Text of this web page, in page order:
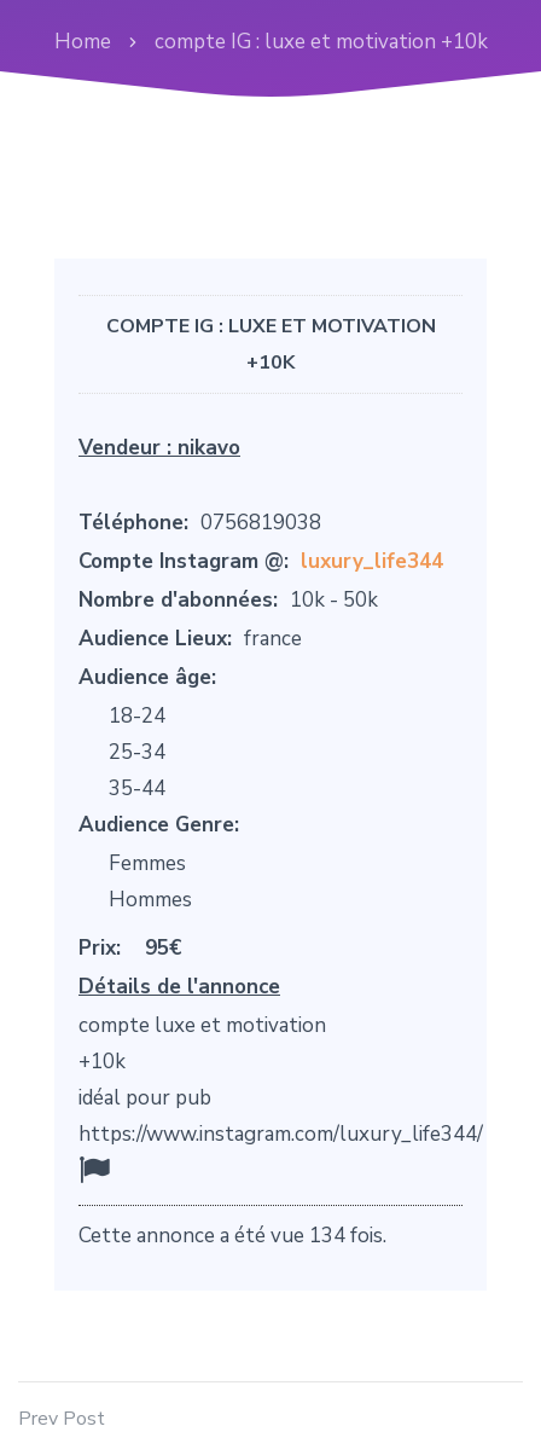
Home compte IG : luxe et motivation +10k
COMPTE IG : LUXE ET MOTIVATION
+10K
Vendeur : nikavo
Téléphone: 0756819038
Compte Instagram @: luxury_life344
Nombre d'abonnées: 10k - 50k
Audience Lieux: france
Audience âge:
18-24
25-34
35-44
Audience Genre:
Femmes
Hommes
Prix:
95€
Détails de l'annonce
compte luxe et motivation
+10k
idéal pour pub
https://www.instagram.com/luxury_life344/
Cette annonce a été vue 134 fois.
Prev Post